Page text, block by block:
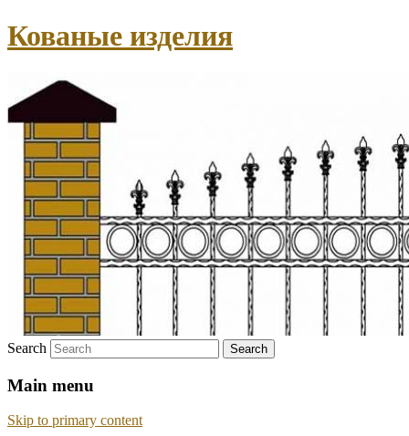
Кованые изделия
Search
Main menu
Skip to primary content